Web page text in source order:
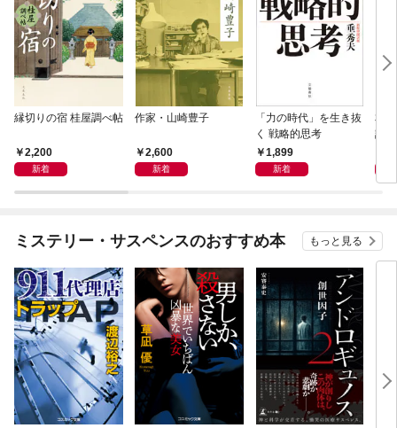
縁切りの宿 桂屋調べ帖
2,200
新着
作家・山崎豊子
2,600
新着
「力の時代」を生き抜
く 戦略的思考
1,899
新着
本
話）
ミステリー・サスペンスのおすすめ本 もっと見る